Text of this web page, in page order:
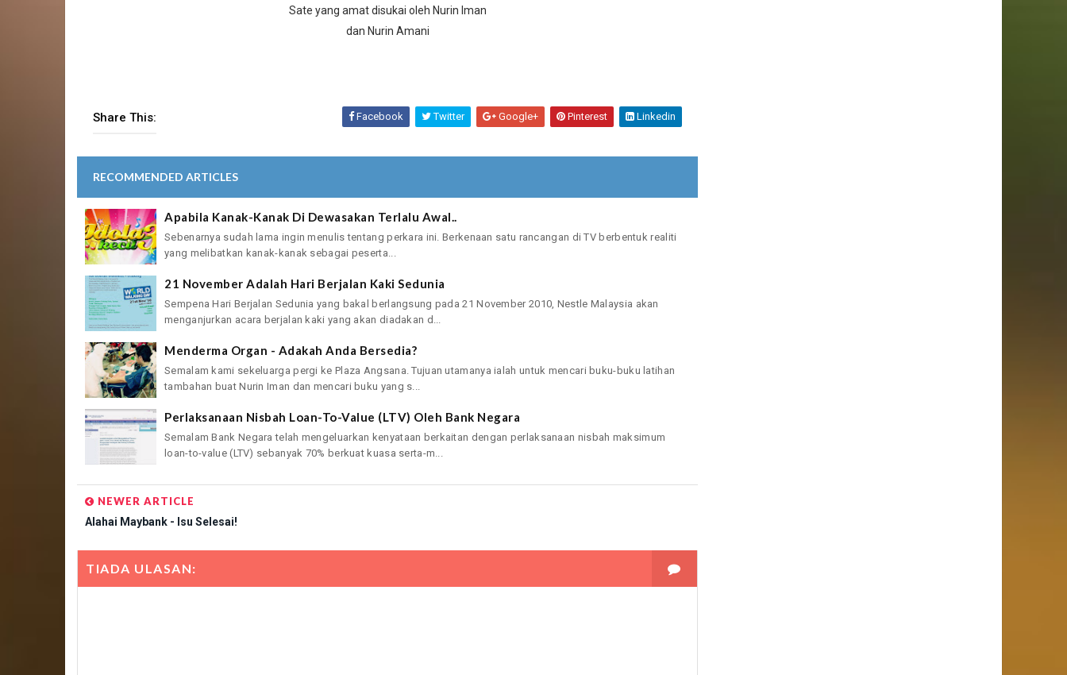
Sate yang amat disukai oleh Nurin Iman
dan Nurin Amani
Share This: Facebook Twitter Google+ Pinterest Linkedin
RECOMMENDED ARTICLES
Apabila Kanak-Kanak Di Dewasakan Terlalu Awal..
Sebenarnya sudah lama ingin menulis tentang perkara ini. Berkenaan satu rancangan di TV berbentuk realiti
yang melibatkan kanak-kanak sebagai peserta...
21 November Adalah Hari Berjalan Kaki Sedunia
Sempena Hari Berjalan Sedunia yang bakal berlangsung pada 21 November 2010, Nestle Malaysia akan
menganjurkan acara berjalan kaki yang akan diadakan d...
Menderma Organ - Adakah Anda Bersedia?
Semalam kami sekeluarga pergi ke Plaza Angsana. Tujuan utamanya ialah untuk mencari buku-buku latihan
tambahan buat Nurin Iman dan mencari buku yang s...
Perlaksanaan Nisbah Loan-To-Value (LTV) Oleh Bank Negara
Semalam Bank Negara telah mengeluarkan kenyataan berkaitan dengan perlaksanaan nisbah maksimum
loan-to-value (LTV) sebanyak 70% berkuat kuasa serta-m...
NEWER ARTICLE
Alahai Maybank - Isu Selesai!
TIADA ULASAN: